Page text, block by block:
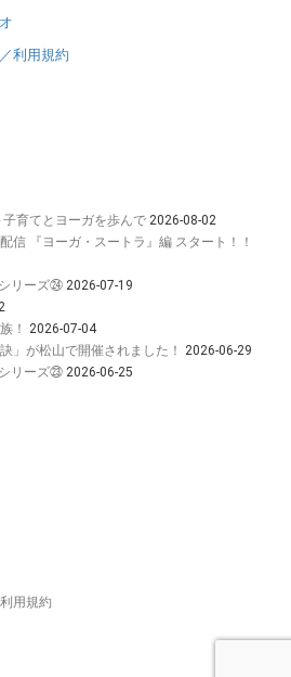
利用規約
育てとヨーガを歩んで 2026-08-02
信 『ヨーガ・スートラ』編 スタート！！
リーズ㉔ 2026-07-19
！ 2026-07-04
」が松山で開催されました！ 2026-06-29
リーズ㉓ 2026-06-25
用規約